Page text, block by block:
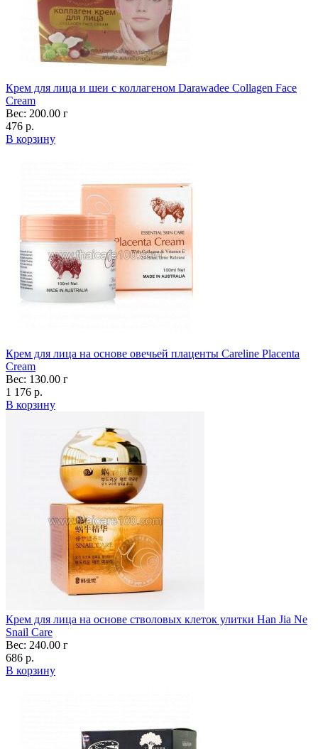
Крем для лица и шеи с коллагеном Darawadee Collagen Face
Cream
Вес: 200.00 г
476 р.
В корзину
Крем для лица на основе овечьей плаценты Careline Placenta
Cream
Вес: 130.00 г
1 176 р.
В корзину
Крем для лица на основе стволовых клеток улитки Han Jia Ne
Snail Care
Вес: 240.00 г
686 р.
В корзину